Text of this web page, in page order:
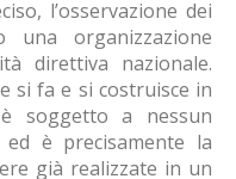
l’osservazione dei
organizzazione
direttiva nazionale.
si fa e si costruisce in
soggetto a nessun
è precisamente la
già realizzate in un